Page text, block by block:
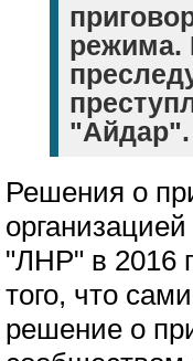
режима.
"Айдар".
Решения о
"ЛНР" в 2016
того, что
решение о